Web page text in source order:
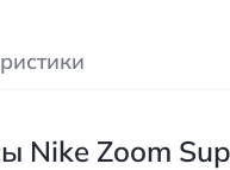
Nike Zoom